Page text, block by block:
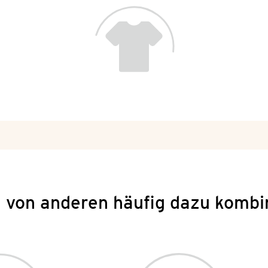
von anderen häufig dazu